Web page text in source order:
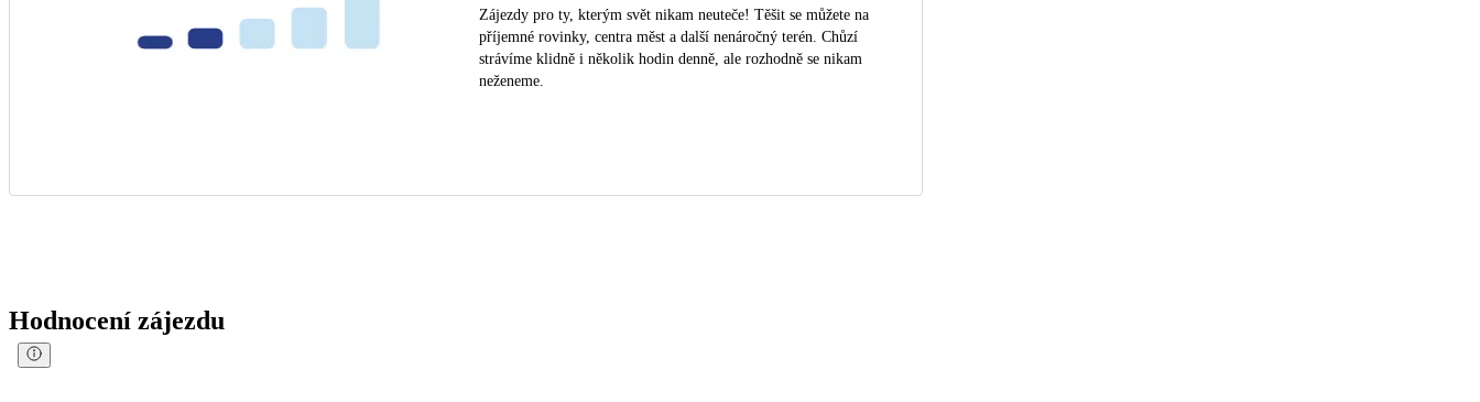
Zájezdy pro ty, kterým svět nikam neuteče! Těšit se můžete na
příjemné rovinky, centra měst a další nenáročný terén. Chůzí
strávíme klidně i několik hodin denně, ale rozhodně se nikam
neženeme.
Hodnocení zájezdu